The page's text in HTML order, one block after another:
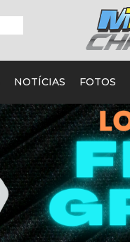
NOTÍCIAS FOTOS